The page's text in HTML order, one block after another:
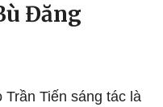
Đăng
Trần Tiến sáng tác là